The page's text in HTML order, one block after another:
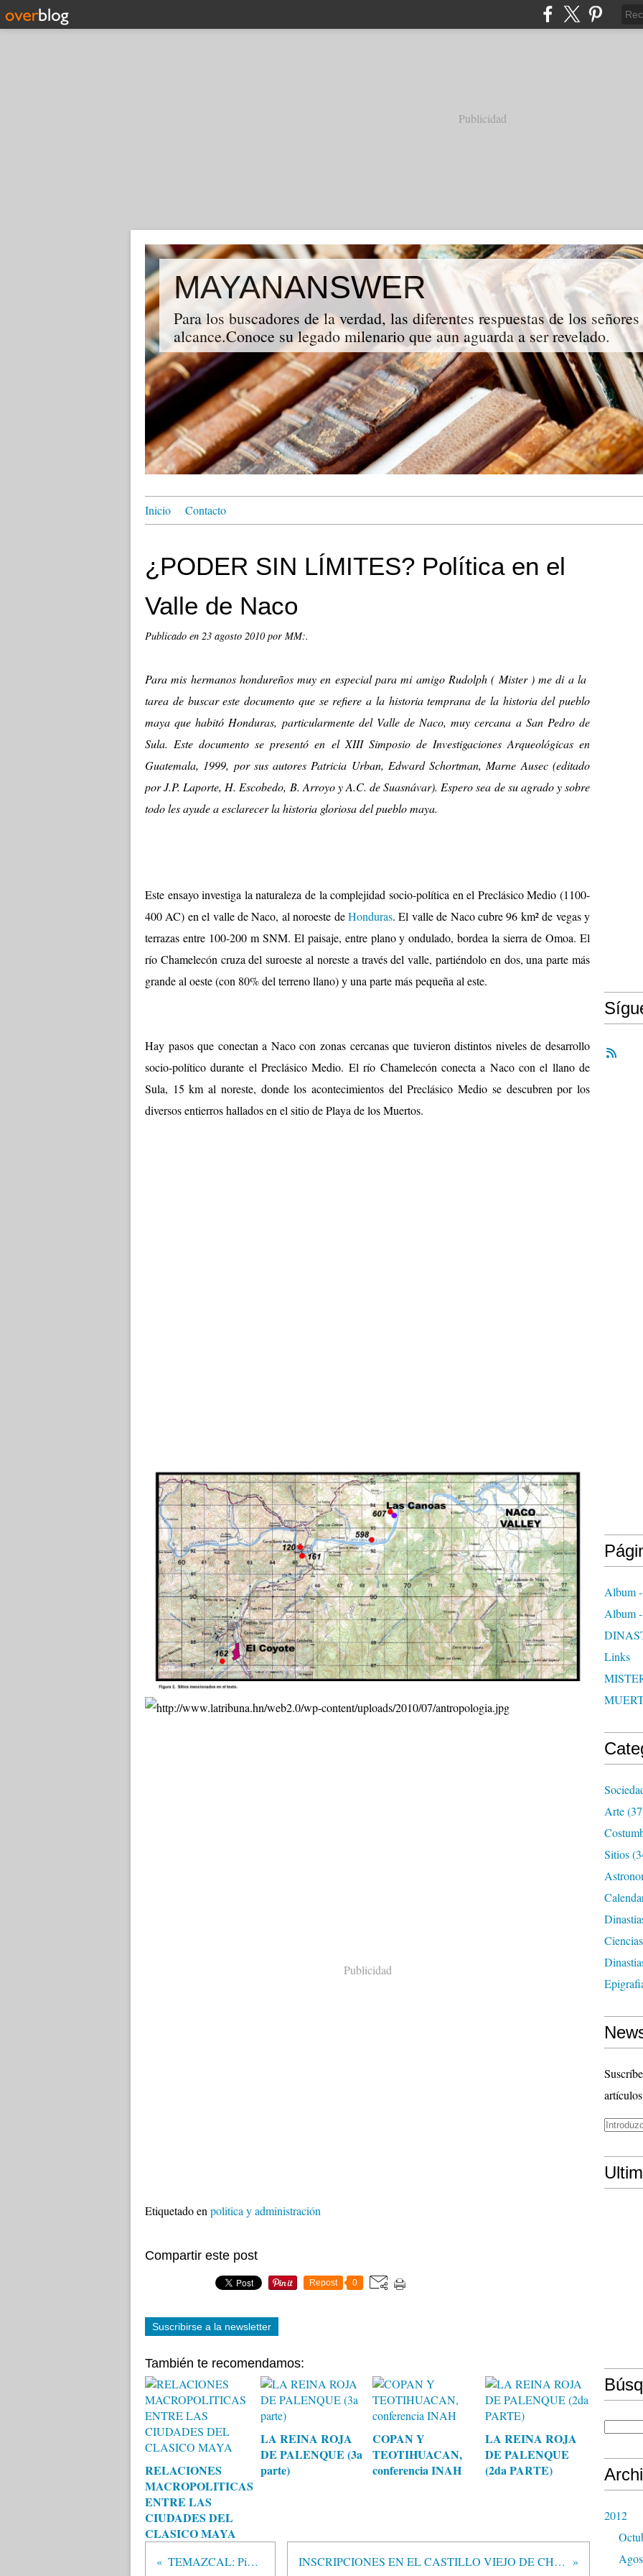
Publicidad
MAYANANSWER
Para los buscadores de la verdad, las diferentes respuestas de los
alcance.Conoce su legado milenario que aun aguarda a ser revelado.
Inicio Contacto
¿PODER SIN LÍMITES? Política en el
Valle de Naco
Publicado en 23 agosto 2010por MM:.
Para mis hermanos hondureños muy en especial para mi amigo Rudolph ( Mister ) me di a la
tarea de buscar este documento que se refiere a la historia temprana de la historia del pueblo
maya que habitó Honduras, particularmente del Valle de Naco, muy cercana a San Pedro de
Sula. Este documento se presentó en el XIII Simposio de Investigaciones Arqueológicas en
Guatemala, 1999, por sus autores Patricia Urban, Edward Schortman, Marne Ausec (editado
por J.P. Laporte, H. Escobedo, B. Arroyo y A.C. de Suasnávar). Espero sea de su agrado y sobre
todo les ayude a esclarecer la historia gloriosa del pueblo maya.
Este ensayo investiga la naturaleza de la complejidad socio-política en el Preclásico Medio (1100-
400 AC) en el valle de Naco, al noroeste deHonduras. El valle de Naco cubre 96 km² de vegas y
terrazas entre 100-200 m SNM. El paisaje, entre plano y ondulado, bordea la sierra de Omoa. El
río Chamelecón cruza del suroeste al noreste a través del valle, partiéndolo en dos, una parte más
grande al oeste (con 80% del terreno llano) y una parte más pequeña al este.
Hay pasos que conectan a Naco con zonas cercanas que tuvieron distintos niveles de desarrollo
socio-político durante el Preclásico Medio. El río Chamelecón conecta a Naco con el llano de
Sula, 15 km al noreste, donde los acontecimientos del Preclásico Medio se descubren por los
diversos entierros hallados en el sitio de Playa de los Muertos.
Publicidad
Etiquetado en politica y administración
Compartir este post
Repost 0
Suscribirse a la newsletter
También te recomendamos:
RELACIONES
MACROPOLITICAS
ENTRE LAS
CIUDADES DEL
CLASICO MAYA
LA REINA ROJA
DE PALENQUE (3a
parte)
COPAN Y
TEOTIHUACAN,
conferencia INAH
LA REINA ROJA
DE PALENQUE
(2da PARTE)
TEMAZCAL: Pib´Naj INSCRIPCIONES EN EL CASTILLO VIEJO DE CHICHEN
Album
Album
Links
Arte
Sitios
Ciencias
2012